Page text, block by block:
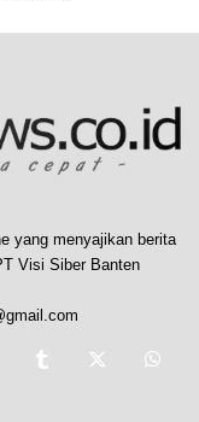
yang menyajikan berita
Visi Siber Banten